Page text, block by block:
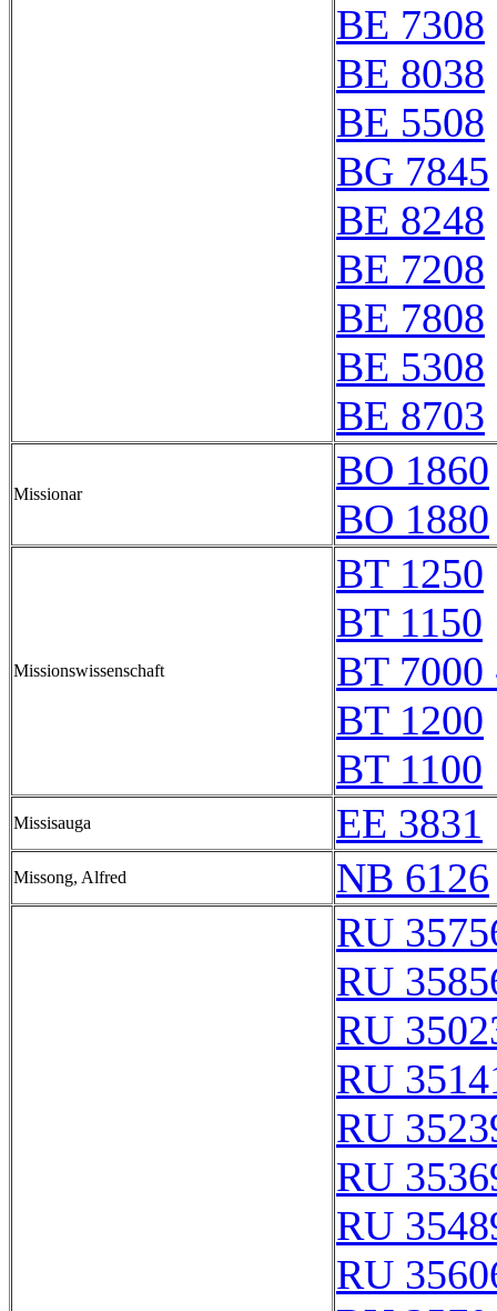
BE 7308
BE 8038
BE 5508
BG 7845
BE 8248
BE 7208
BE 7808
BE 5308
BE 8703
Missionar
BO 1860
BO 1880
Missionswissenschaft
BT 1250
BT 1150
BT
BT 1200
BT 1100
Missisauga EE 3831
Missong, Alfred
NB 6126
RU
RU
RU
RU
RU
RU
RU
RU